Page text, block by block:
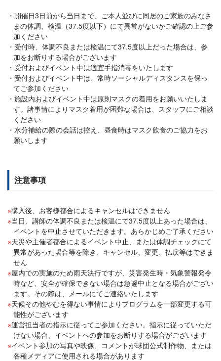
開催日3日前から当日まで、ご本人並びに同居のご家族のみなさ
まの体調、検温（37.5度以下）にて異常がないかご確認の上ご参
加ください
受付時、体調不良または検温にて37.5度以上だった場合は、参
加をお断りする場合がございます
受付およびイベント中は適宜手指消毒をいたします
受付およびイベント中は、常時ソーシャルディスタンスを保っ
てご参加ください
施設内およびイベント中は原則マスクの着用をお願いいたしま
す。諸事情によりマスク着用が困難な場合は、スタッフにご相談
ください
水分補給の際の会話は控え、昼食時はマスク飲食のご協力をお
願いします
注意事項
購入後、お客様都合によるキャンセルはできません
当日、講師の体調不良または検温にて37.5度以上あった場合は、
イベントを中止させていただきます。あらかじめご了承ください
天災や主催者都合によるイベント中止、または体調チェックにて
異常があった場合等を除き、キャンセル、変更、払戻等はできま
せん
屋内での実施のため雨天決行ですが、災害発生時・気象警報発令
時など、安全が確保できない場合は急遽中止となる場合がござい
ます。その際は、メールにてご連絡いたします
天候その他やむを得ない事情によりプログラムを一部変更する可
能性がございます
運営担当者の指示に従ってご参加ください。指示に従っていただ
けない場合、イベントへの参加をお断りする場合がございます
イベント参加の写真や映像、コメントが球団公式制作物、または
各種メディアに使用される場合があります